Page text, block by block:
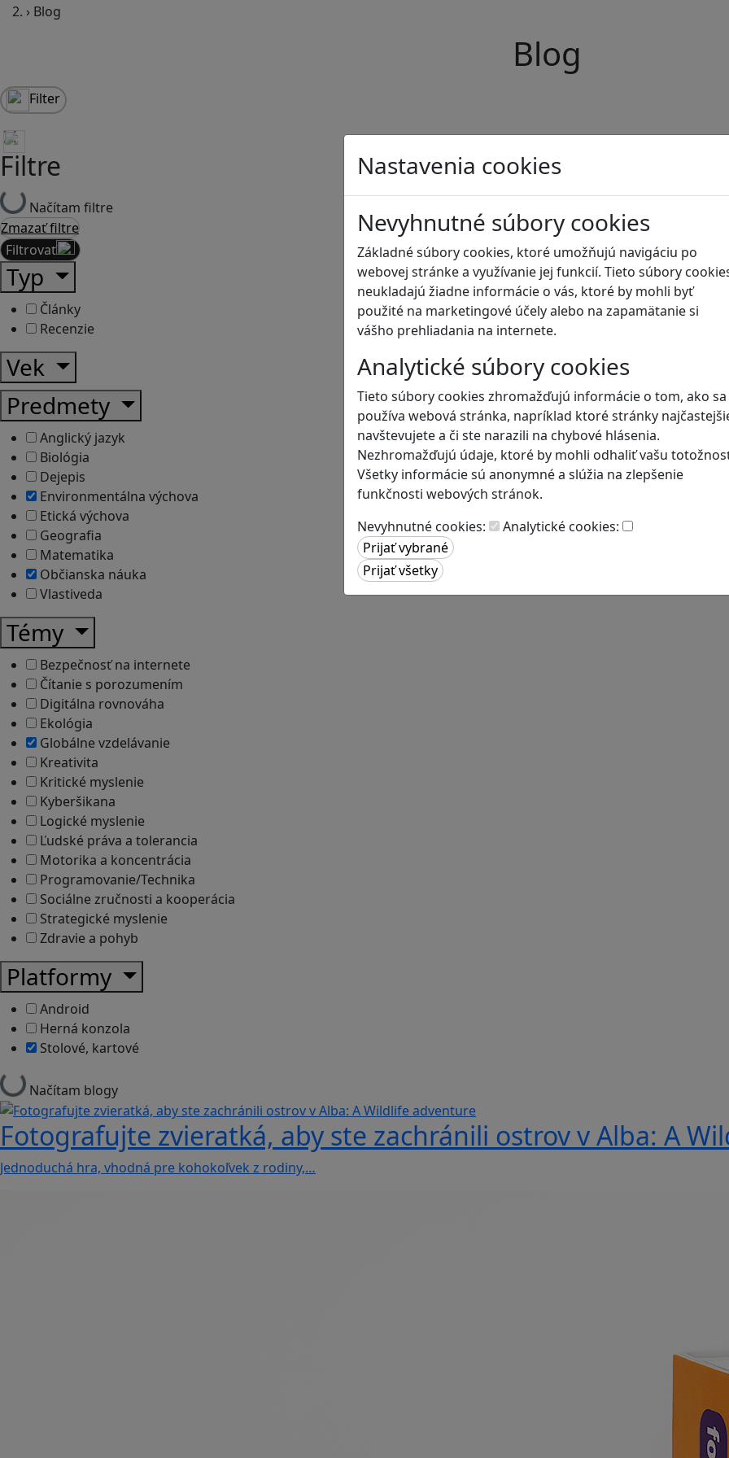
Nastavenia cookies
Nevyhnutné súbory cookies
Základné súbory cookies, ktoré umožňujú navigáciu po
webovej stránke a využívanie jej funkcií. Tieto súbory
neukladajú žiadne informácie o vás, ktoré by mohli byť
použité na marketingové účely alebo na zapamätanie si
vášho prehliadania na internete.
Analytické súbory cookies
Tieto súbory cookies zhromažďujú informácie o tom, ako sa
používa webová stránka, napríklad ktoré stránky
navštevujete a či ste narazili na chybové hlásenia.
Nezhromažďujú údaje, ktoré by mohli odhaliť vašu
Všetky informácie sú anonymné a slúžia na zlepšenie
funkčnosti webových stránok.
Nevyhnutné cookies:
Analytické cookies:
› Blog
Blog
Filter
Filtre
Načítam filtre
Zmazať filtre
Filtrovať
Typ
Články
Recenzie
Vek
Predmety
Anglický jazyk
Biológia
Dejepis
Environmentálna výchova
Etická výchova
Geografia
Matematika
Občianska náuka
Vlastiveda
Témy
Bezpečnosť na internete
Čítanie s porozumením
Digitálna rovnováha
Ekológia
Globálne vzdelávanie
Kreativita
Kritické myslenie
Kyberšikana
Logické myslenie
Ľudské práva a tolerancia
Motorika a koncentrácia
Programovanie/Technika
Sociálne zručnosti a kooperácia
Strategické myslenie
Zdravie a pohyb
Platformy
Android
Herná konzola
Stolové, kartové
Načítam blogy
Fotografujte zvieratká, aby ste zachránili ostrov v Alba: A
Jednoduchá hra, vhodná pre kohokoľvek z rodiny,…